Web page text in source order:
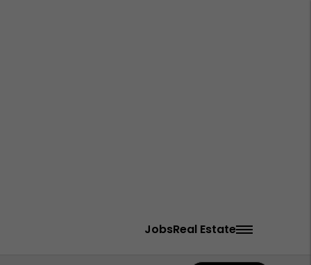
JobsReal Estate